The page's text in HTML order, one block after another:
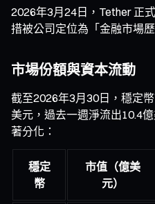
2026年3月24日，Tether 正
措被公司定位為「金融市場
市場份額與資本流動
截至2026年3月30日，穩定
美元，過去一週淨流出10.4
著分化：
穩定
幣
市值（億美
元）